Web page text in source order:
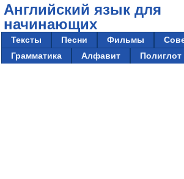
Английский язык для
начинающих
Тексты Песни Фильмы
Грамматика
Алфавит Полиглот